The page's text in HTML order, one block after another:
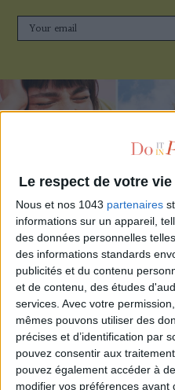
Le respect de votre
Nous et nos 1043 partenaires
informations sur un appareil,
des données personnelles
des informations standards
publicités et du contenu
et de contenu, des études
services. Avec votre
mêmes pouvons utiliser des
précises et d’identification par
pouvez consentir aux
pouvez également accéder à
modifier vos préférences
ADOPT PARFUMS IS